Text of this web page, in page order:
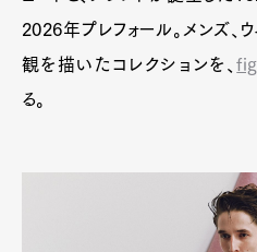
2026年プレフォール。メンズ、
観を描いたコレクションを、
る。